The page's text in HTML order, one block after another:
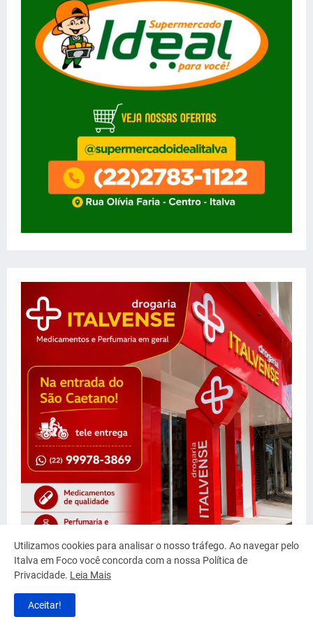
Utilizamos cookies para analisar o nosso tráfego. Ao navegar pelo
Italva em Foco você concorda com a nossa Política de
Privacidade. Leia Mais
Aceitar!